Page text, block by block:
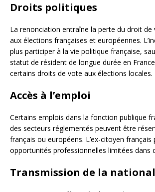
Droits politiques
La renonciation entraîne la perte du droit de
aux élections françaises et européennes.
plus participer à la vie politique française,
statut de résident de longue durée en
certains droits de vote aux élections locales.
Accès à l’emploi
Certains emplois dans la fonction publique
des secteurs réglementés peuvent être
français ou européens. L’ex-citoyen
opportunités professionnelles limitées dans
Transmission de la